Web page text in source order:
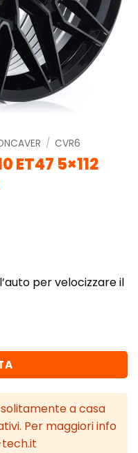
/ CVR6
ET47 5×112
per velocizzare il
Double Tinted Black
a casa
Per maggiori info